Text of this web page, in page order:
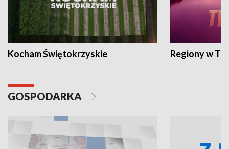
Kocham Świętokrzyskie Regiony w
GOSPODARKA